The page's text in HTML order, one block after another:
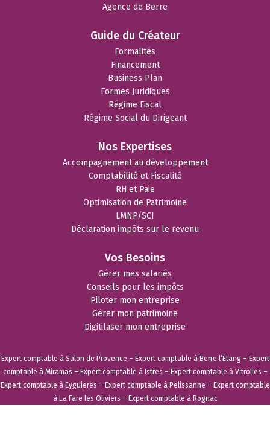
Agence de Berre
Guide du Créateur
Formalités
Financement
Business Plan
Formes Juridiques
Régime Fiscal
Régime Social du Dirigeant
Nos Expertises
Accompagnement au développement
Comptabilité et Fiscalité
RH et Paie
Optimisation de Patrimoine
LMNP/SCI
Déclaration impôts sur le revenu
Vos Besoins
Gérer mes salariés
Conseils pour les impôts
Piloter mon entreprise
Gérer mon patrimoine
Digitilaser mon entreprise
Expert comptable à Salon de Provence – Expert comptable à Berre l’Etang– Expert
comptable à Miramas – Expert comptable à Istres – Expert comptable à Vitrolles –
Expert comptable à Eyguieres – Expert comptable à Pelissanne – Expert comptable
à La Fare les Oliviers – Expert comptable à Rognac